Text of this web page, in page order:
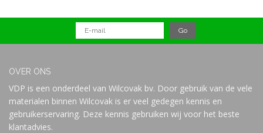
OVER ONS
VDP is een onderdeel van Wilcovak bv. Door gebruik van de vele
materialen binnen Wilcovak is er veel gedegen kennis en
gebruikerservaring. Deze kennis gebruiken wij voor het beste
klantadvies.